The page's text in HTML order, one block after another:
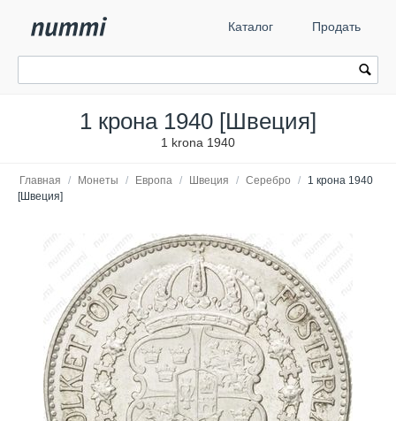
Каталог Продать
1 крона 1940 [Швеция]
1 krona 1940
Главная / Монеты / Европа / Швеция / Серебро /
1 крона 1940
[Швеция]